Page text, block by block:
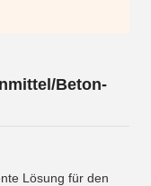
Beton-
Lösung für den